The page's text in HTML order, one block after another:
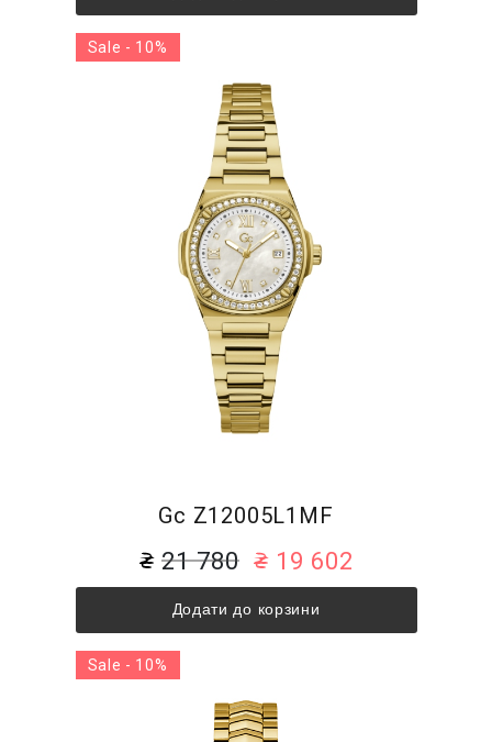
Gc Z12005L1MF
21 780 19 602
Додати до корзини
Sale - 10%
Sale - 10%